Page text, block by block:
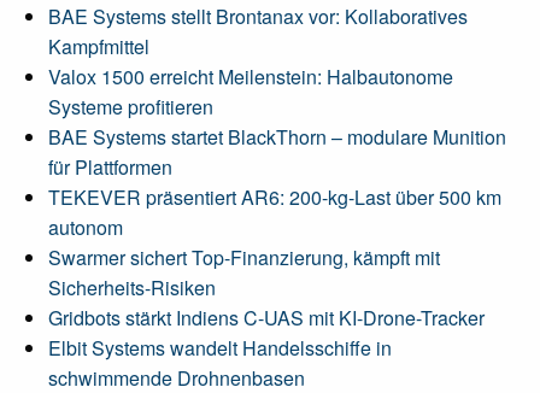
BAE Systems stellt Brontanax vor: Kollaboratives
Kampfmittel
Valox 1500 erreicht Meilenstein: Halbautonome
Systeme profitieren
BAE Systems startet BlackThorn – modulare Munition
für Plattformen
TEKEVER präsentiert AR6: 200-kg-Last über 500 km
autonom
Swarmer sichert Top-Finanzierung, kämpft mit
Sicherheits-Risiken
Gridbots stärkt Indiens C-UAS mit KI-Drone-Tracker
Elbit Systems wandelt Handelsschiffe in
schwimmende Drohnenbasen